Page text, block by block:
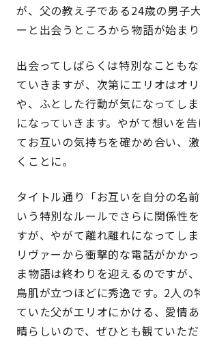
が、父の教え子である24歳の男子
ーと出会うところから物語が始まり
出会ってしばらくは特別なことも
ていきますが、次第にエリオはオ
や、ふとした行動が気になってし
になっていきます。やがて想いを
てお互いの気持ちを確かめ合い、
くことに。
タイトル通り「お互いを自分の名
いう特別なルールでさらに関係性
すが、やがて離れ離れになってし
リヴァーから衝撃的な電話がかか
ま物語は終わりを迎えるのですが
鳥肌が立つほどに秀逸です。2人の
ていた父がエリオにかける、愛情
晴らしいので、ぜひとも観ていた